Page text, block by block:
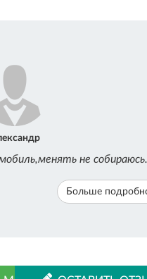
не собираюсь.
Больше